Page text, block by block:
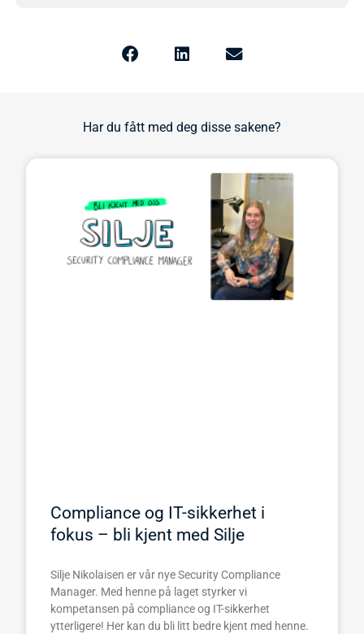
Har du fått med deg disse sakene?
Compliance og IT-sikkerhet i
fokus – bli kjent med Silje
Silje Nikolaisen er vår nye Security Compliance
Manager. Med henne på laget styrker vi
kompetansen på compliance og IT-sikkerhet
ytterligere! Her kan du bli litt bedre kjent med henne.